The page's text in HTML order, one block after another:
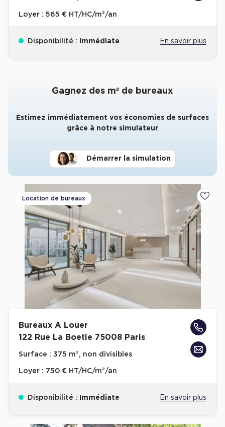
Loyer : 565 € HT/HC/m²/an
Disponibilité : Immédiate En savoir plus
Gagnez des m² de bureaux
Estimez immédiatement vos économies de surfaces
grâce à notre simulateur
Démarrer la simulation
Location de bureaux
Bureaux A Louer
122 Rue La Boetie 75008 Paris
Surface : 375 m², non divisibles
Loyer : 750 € HT/HC/m²/an
Disponibilité : Immédiate En savoir plus